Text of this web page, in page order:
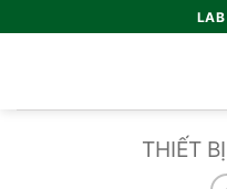
qua
THIẾT